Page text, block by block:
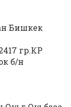
Бишкек
гр.КР
б/н